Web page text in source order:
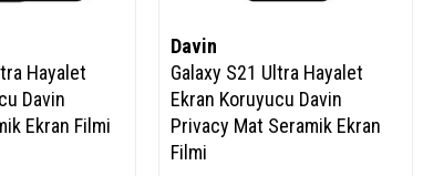
Hayalet
Davin
Ekran Filmi
Davin
Galaxy S21 Ultra Hayalet
Ekran Koruyucu Davin
Privacy Mat Seramik Ekran
Filmi